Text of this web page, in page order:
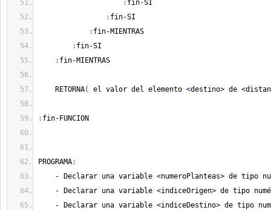
: fin-SI
: fin-SI
: fin-MIENTRAS
: fin-SI
: fin-MIENTRAS
RETORNA( el valor del elemento <destino> de <
: fin- FUNCION
PROGRAMA:
- Declarar una variable <numeroPlanteas> de tipo
- Declarar una variable <indiceOrigen> de tipo
- Declarar una variable <indiceDestino> de tipo